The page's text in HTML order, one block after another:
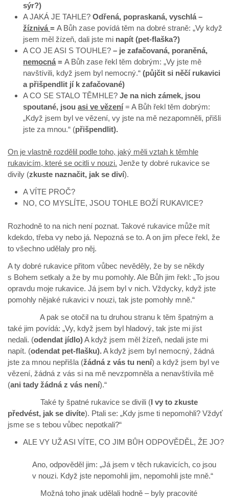
sýr?)
A JAKÁ JE TAHLE? Odřená, popraskaná, vyschlá –
žíznivá = A Bůh zase povídá těm na dobré straně: „Vy když
jsem měl žízeň, dali jste mi napít (pet-flaška?)
A CO JE ASI S TOUHLE? – je zafačovaná, poraněná,
nemocná = A Bůh zase řekl těm dobrým: „Vy jste mě
navštívili, když jsem byl nemocný.“ (půjčit si něčí rukavici
a přišpendlit jí k zafačované)
A CO SE STALO TĚMHLE? Je na nich zámek, jsou
spoutané, jsou asi ve vězení= A Bůh řekl těm dobrým:
„Když jsem byl ve vězení, vy jste na mě nezapomněli, přišli
jste za mnou.“ (přišpendlit).
On je vlastně rozdělil podle toho, jaký měli vztah k těmhle
rukavicím, které se ocitli v nouzi. Jenže ty dobré rukavice se
divily (zkuste naznačit, jak se diví).
A VÍTE PROČ?
NO, CO MYSLÍTE, JSOU TOHLE BOŽÍ RUKAVICE?
Rozhodně to na nich není poznat. Takové rukavice může mít
kdekdo, třeba vy nebo já. Nepozná se to. A on jim přece řekl, že
to všechno udělaly pro něj.
A ty dobré rukavice přitom vůbec nevěděly, že by se někdy
s Bohem setkaly a že by mu pomohly. Ale Bůh jim řekl: „To jsou
opravdu moje rukavice. Já jsem byl v nich. Vždycky, když jste
pomohly nějaké rukavici v nouzi, tak jste pomohly mně.“
A pak se otočil na tu druhou stranu k těm špatným a
také jim povídá: „Vy, když jsem byl hladový, tak jste mi jíst
nedali. (odendat jídlo)A když jsem měl žízeň, nedali jste mi
napít. (odendat pet-flašku).A když jsem byl nemocný, žádná
jste za mnou nepřišla (žádná z vás tu není) a když jsem byl ve
vězení, žádná z vás si na mě nevzpomněla a nenavštívila mě
(ani tady žádná z vás není).“
Také ty špatné rukavice se divili (I vy to zkuste
předvést, jak se divíte). Ptali se: „Kdy jsme ti nepomohli? Vždyť
jsme se s tebou vůbec nepotkali?“
ALE VY UŽ ASI VÍTE, CO JIM BŮH ODPOVĚDĚL, ŽE JO?
Ano, odpověděl jim: „Já jsem v těch rukavicích, co jsou
v nouzi. Když jste nepomohli jim, nepomohli jste mně.“
Možná toho jinak udělali hodně – byly pracovité